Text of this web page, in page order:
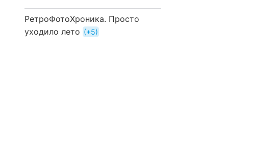
РетроФотоХроника. Просто
уходило лето
+5